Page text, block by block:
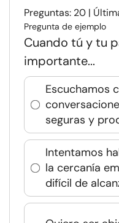
Preguntas: 20 |
Pregunta de ejemplo
Cuando tú y tu
importante...
Escuchamos
seguras y
Intentamos
la cercanía
difícil de